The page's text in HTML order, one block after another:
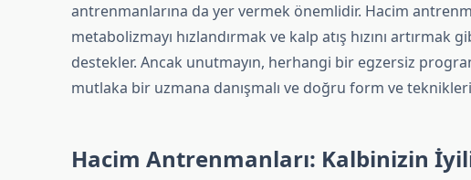
antrenmanlarına da yer vermek önemlidir. Hacim
metabolizmayı hızlandırmak ve kalp atış hızını artırmak
destekler. Ancak unutmayın, herhangi bir egzersiz
mutlaka bir uzmana danışmalı ve doğru form ve
Hacim Antrenmanları: Kalbinizin